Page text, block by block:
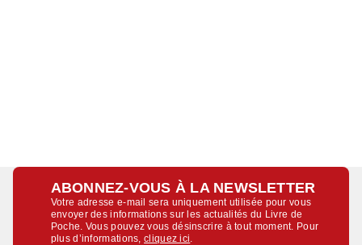
ABONNEZ-VOUS À LA NEWSLETTER
Votre adresse e-mail sera uniquement utilisée pour vous
envoyer des informations sur les actualités du Livre de
Poche. Vous pouvez vous désinscrire à tout moment. Pour
plus d’informations,cliquez ici